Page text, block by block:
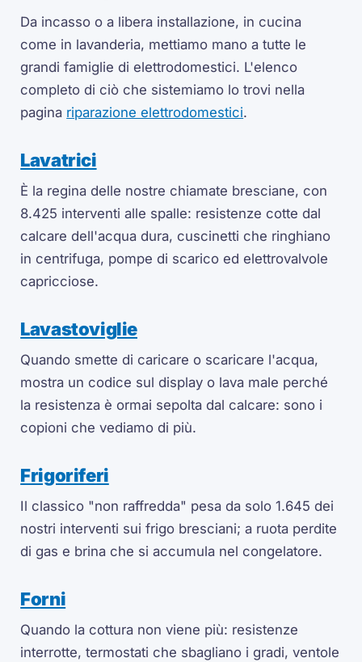
Da incasso o a libera installazione, in cucina
come in lavanderia, mettiamo mano a tutte le
grandi famiglie di elettrodomestici. L'elenco
completo di ciò che sistemiamo lo trovi nella
pagina riparazione elettrodomestici.
Lavatrici
È la regina delle nostre chiamate bresciane, con
8.425 interventi alle spalle: resistenze cotte dal
calcare dell'acqua dura, cuscinetti che ringhiano
in centrifuga, pompe di scarico ed elettrovalvole
capricciose.
Lavastoviglie
Quando smette di caricare o scaricare l'acqua,
mostra un codice sul display o lava male perché
la resistenza è ormai sepolta dal calcare: sono i
copioni che vediamo di più.
Frigoriferi
Il classico "non raffredda" pesa da solo 1.645 dei
nostri interventi sui frigo bresciani; a ruota perdite
di gas e brina che si accumula nel congelatore.
Forni
Quando la cottura non viene più: resistenze
interrotte, termostati che sbagliano i gradi, ventole